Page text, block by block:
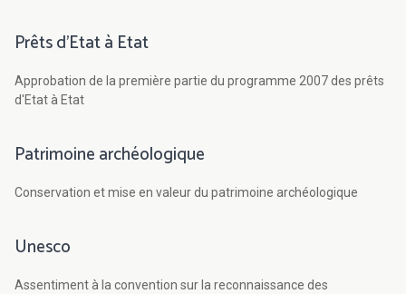
Prêts d'Etat à Etat
Approbation de la première partie du programme 2007 des prêts
d'Etat à Etat
Patrimoine archéologique
Conservation et mise en valeur du patrimoine archéologique
Unesco
Assentiment à la convention sur la reconnaissance des